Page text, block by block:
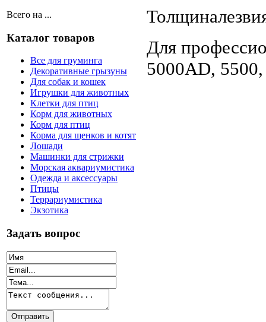
Всего на ...
Каталог товаров
Все для груминга
Декоративные грызуны
Для собак и кошек
Игрушки для животных
Клетки для птиц
Корм для животных
Корм для птиц
Корма для щенков и котят
Лошади
Машинки для стрижки
Морская аквариумистика
Одежда и аксессуары
Птицы
Террариумистика
Экзотика
Задать вопрос
Для
5000AD,